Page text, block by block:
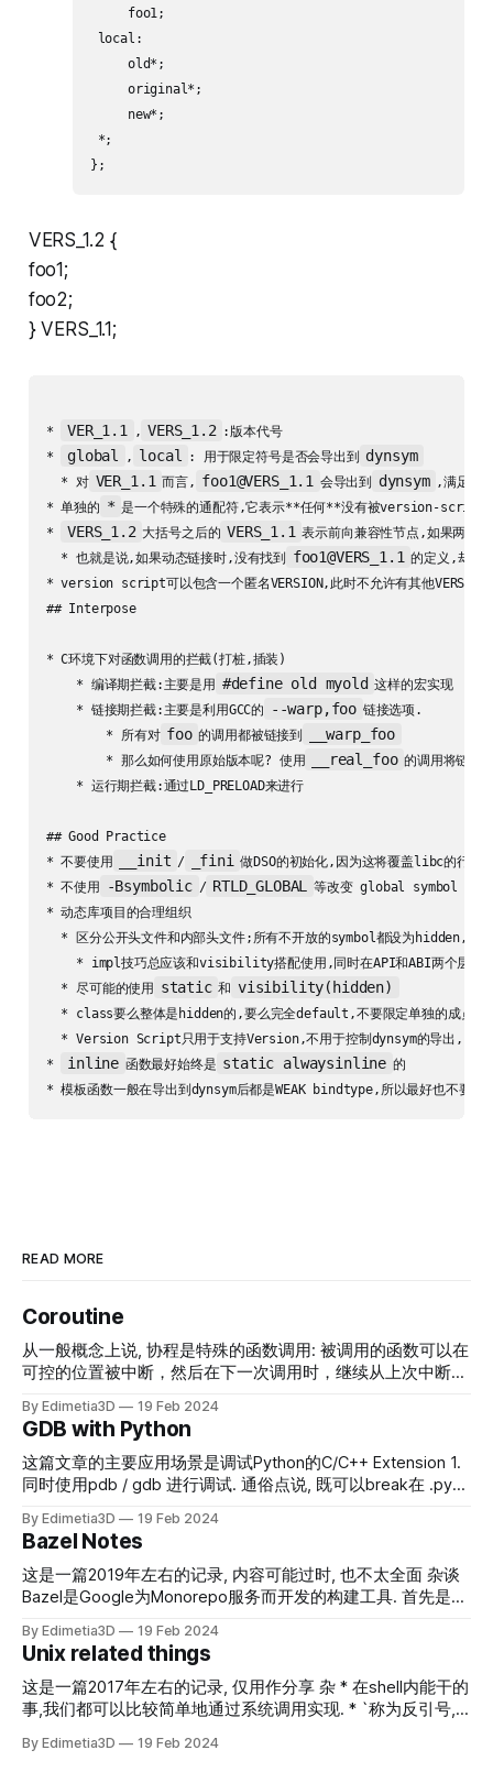
     foo1;
local:
     old*;
     original*;
     new*;
*;
};
VERS_1.2 {
foo1;
foo2;
} VERS_1.1;
* VER_1.1 , VERS_1.2 :版本代号
*
global , local : 用于限定符号是否会导出到 dynsym
  * 对
VER_1.1 而言, foo1@VERS_1.1 会导出到 dynsym ,满足
* 单独的 * 是一个特殊的通配符,它表示**任何**没有被version-script
*
VERS_1.2 大括号之后的 VERS_1.1 表示前向兼容性节点,如果两个
  * 也就是说,如果动态链接时,没有找到
foo1@VERS_1.1 的定义,却找
* version script可以包含一个匿名VERSION,此时不允许有其他
## Interpose
* C环境下对函数调用的拦截(打桩,插装)
    * 编译期拦截:主要是用
#define old myold 这样的宏实现
    * 链接期拦截:主要是利用GCC的
--warp,foo 链接选项.
        * 所有对
foo 的调用都被链接到 __warp_foo
        * 那么如何使用原始版本呢? 使用
__real_foo 的调用将链接
    * 运行期拦截:通过LD_PRELOAD来进行
## Good Practice
* 不要使用
__init / _fini
做DSO的初始化,因为这将覆盖libc的行
* 不使用
-Bsymbolic / RTLD_GLOBAL
等改变 global symbol
* 动态库项目的合理组织
* 区分公开头文件和内部头文件;所有不开放的symbol都设为hidden,不
* impl技巧总应该和visibility搭配使用,同时在API和ABI两个层面
  * 尽可能的使用
static 和 visibility(hidden)
  * class要么整体是hidden的,要么完全default,不要限定单独的成员.
* Version Script只用于支持Version,不用于控制dynsym的导出,因为
*
inline 函数最好始终是 static alwaysinline 的
* 模板函数一般在导出到dynsym后都是WEAK bindtype,所以最好也不要在
READ MORE
Coroutine
从一般概念上说, 协程是特殊的函数调用: 被调用的函数可以在
可控的位置被中断，然后在下一次调用时，继续从上次中断的
我唯一熟悉的一种协程实现. Classic Coroutine 下面的python
代码很好的说明了协程的核心功能 def co_routine(): recv0 =
yield 996 # hangs here after first coro.send assert recv0
== "Second" yield 711 # hangs here after second coro.send
coroutine object value = coro.send(None)
By Edimetia3D 19 Feb 2024
GDB with Python
这篇文章的主要应用场景是调试Python的C/C++ Extension 1.
同时使用pdb / gdb 进行调试. 通俗点说, 既可以break在 .py
规的调试信息, 还可以获得python VM 的调试信息, 例如获得
python的调用栈, 访问Python局部变量等. 这将会在调试
exception时(如Segmentfalut)非常有用, 这种场景下, 定位
Python VM 正运行到哪一行代码往往可以提供一些直观的重要
要使用从源码编译的Python, 但是一些调试相关的辅助文件需
要从源码中获得, 包括 python-gdb.py及debug symbol等. 在
https://www.python.org/ftp/python/ 或
https://github.com/python/cpython
By Edimetia3D 19 Feb 2024
Bazel Notes
这是一篇2019年左右的记录, 内容可能过时, 也不太全面 杂谈
Bazel是Google为Monorepo服务而开发的构建工具. 首先是巨
的"巨大Monorepo",应该是世间罕有的. 然后是Monorepo,这极
大的影响了代码的组织风格.例如,你要写一个操作系统内核
ProjectOS,还要写一个游戏ProjectGame.在传统的开发习惯
中,这两个项目会组织到两个不同的Repo里,PorjectOS和
了一个高级的数据结构,想要在Game里也使用,要么直接复制
By Edimetia3D 19 Feb 2024
Unix related things
这是一篇2017年左右的记录, 仅用作分享 杂 * 在shell内能干的
事,我们都可以比较简单地通过系统调用实现. * `称为反引号,^
的,windows下只能直接使用windows.h里的windows API. *
By Edimetia3D 19 Feb 2024